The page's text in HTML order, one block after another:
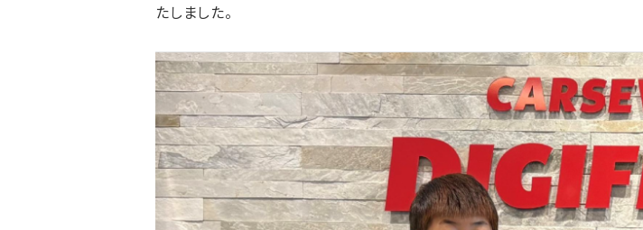
たしました。